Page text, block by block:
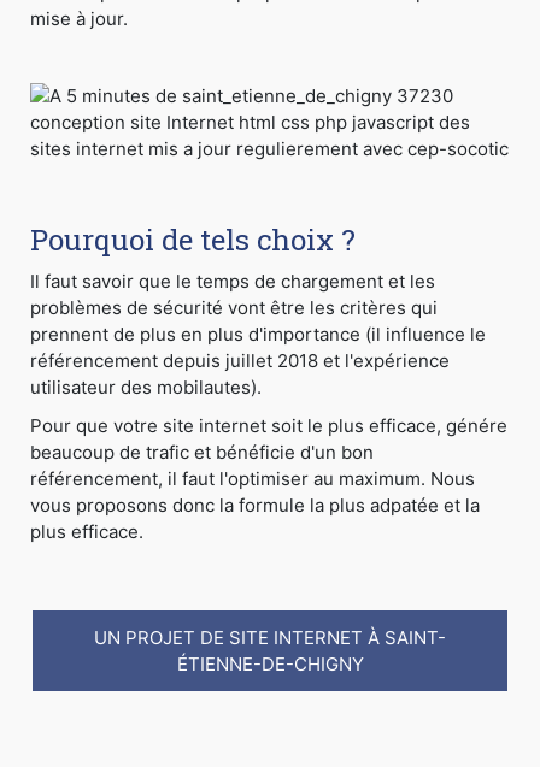
mise à jour.
Pourquoi de tels choix ?
Il faut savoir que le temps de chargement et les
problèmes de sécurité vont être les critères qui
prennent de plus en plus d'importance (il influence le
référencement depuis juillet 2018 et l'expérience
utilisateur des mobilautes).
Pour que votre site internet soit le plus efficace, génére
beaucoup de trafic et bénéficie d'un bon
référencement, il faut l'optimiser au maximum. Nous
vous proposons donc la formule la plus adpatée et la
plus efficace.
UN PROJET DE SITE INTERNET À SAINT-
ÉTIENNE-DE-CHIGNY